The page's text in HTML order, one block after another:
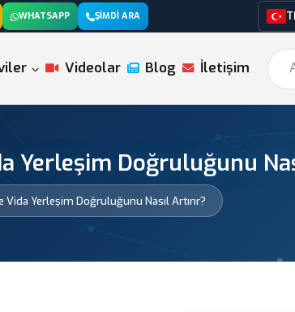
WHATSAPP ŞIMDI ARA
Videolar Blog İletişim
Doğruluğunu
Yerleşim Doğruluğunu Nasıl Artırır?